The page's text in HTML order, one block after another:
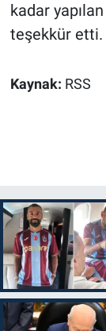
kadar
teşekkür etti.
Kaynak: RSS